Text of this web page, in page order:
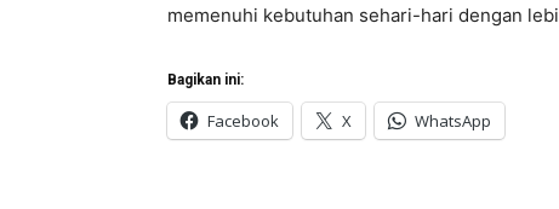
memenuhi kebutuhan sehari-hari dengan
Bagikan ini:
Facebook X WhatsApp